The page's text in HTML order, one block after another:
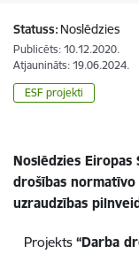
Statuss: Noslēdzies
Publicēts: 10.12.2020.
Atjaunināts: 19.06.2024.
ESF projekti
Noslēdzies
drošības
uzraudzības
Projekts “Darba